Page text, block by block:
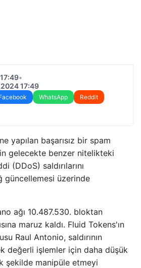
•
17:49
WhatsApp
Reddit
yapılan başarısız bir spam
gelecekte benzer nitelikteki
(DDoS) saldırılarını
güncellemesi üzerinde
ağı 10.487.530. bloktan
maruz kaldı. Fluid Tokens'ın
Raul Antonio, saldırının
değerli işlemler için daha düşük
şekilde manipüle etmeyi